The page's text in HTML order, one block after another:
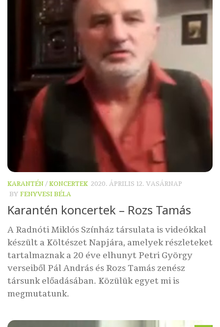
KARANTÉN/KONCERTEK 2020. ÁPRILIS 12. VASÁRNAP
BY FENYVESI BÉLA
Karantén koncertek – Rozs Tamás
A Radnóti Miklós Színház társulata is videókkal
készült a Költészet Napjára, amelyek részleteket
tartalmaznak a 20 éve elhunyt Petri György
verseiből Pál András és Rozs Tamás zenész
társunk előadásában. Közülük egyet mi is
megmutatunk.